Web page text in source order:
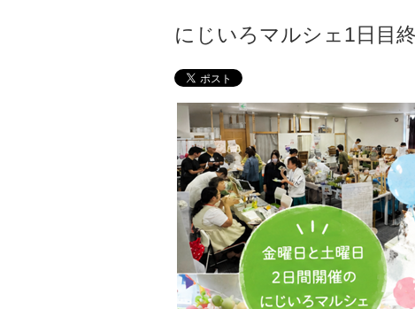
にじいろマルシェ1日目